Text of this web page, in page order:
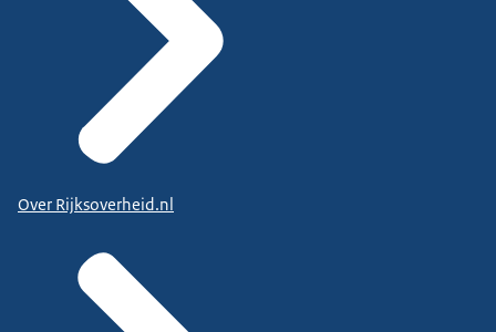
Over Rijksoverheid.nl